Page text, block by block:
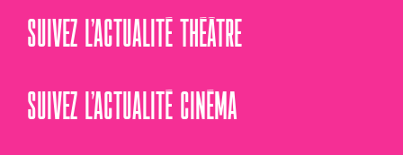
SUIVEZ L’ACTUALITÉ THÉÂTRE
SUIVEZ L’ACTUALITÉ CINÉMA